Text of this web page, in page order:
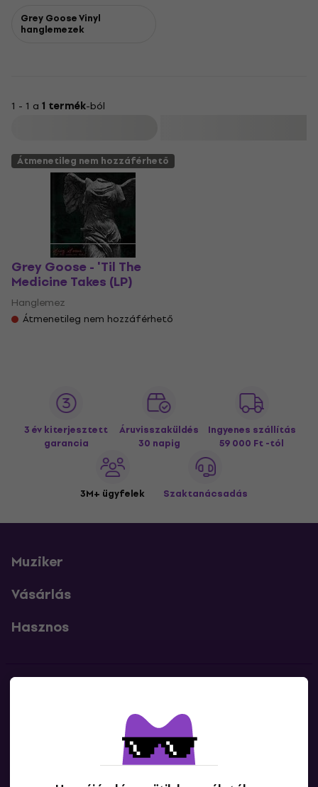
Grey Goose Vinyl
hanglemezek
1 - 1 a 1 termék-ból
Átmenetileg nem hozzáférhető
Grey Goose - 'Til The
Medicine Takes (LP)
Hanglemez
Átmenetileg nem hozzáférhető
3 év kiterjesztett
garancia
Áruvisszaküldés
30 napig
Ingyenes szállítás
59 000 Ft -tól
3M+ ügyfelek Szaktanácsadás
Muziker
Vásárlás
Hasznos
Lépj kapcsolatba velünk